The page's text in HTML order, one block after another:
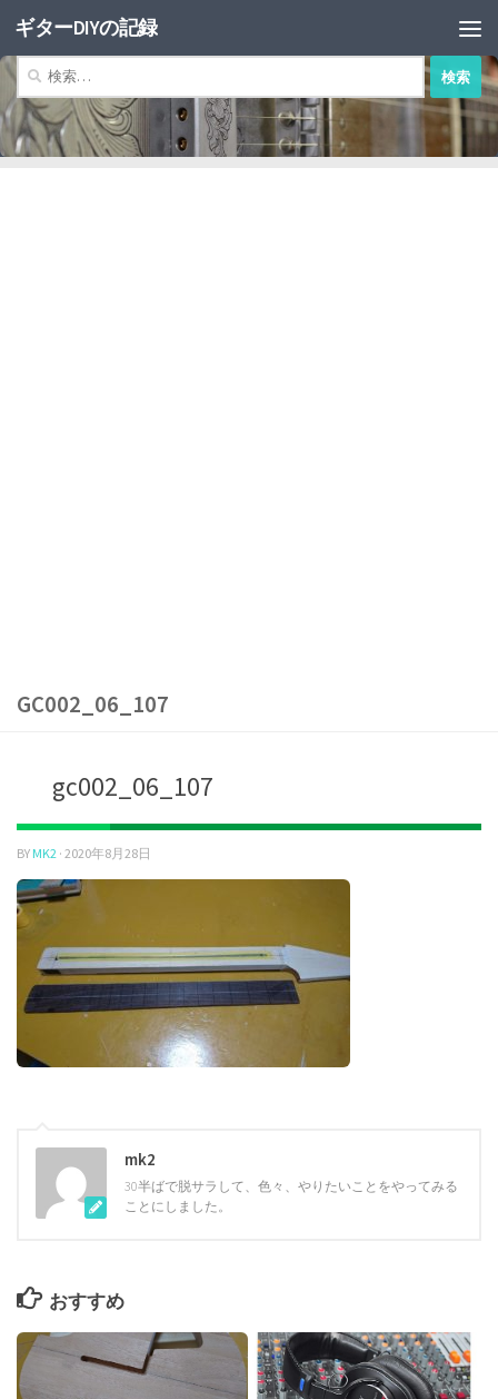
コンテンツへスキップ
ギターDIYの記録
索:
GC002_06_107
gc002_06_107
BY MK2 · 2020年8月28日
mk2
30半ばで脱サラして、色々、やりたいことをやってみる
ことにしました。
おすすめ